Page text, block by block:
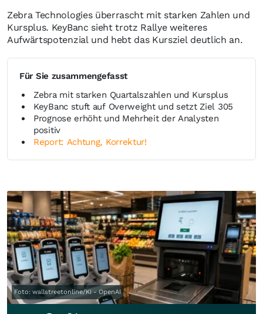
Zebra Technologies überrascht mit starken Zahlen und
Kursplus. KeyBanc sieht trotz Rallye weiteres
Aufwärtspotenzial und hebt das Kursziel deutlich an.
Für Sie zusammengefasst
Zebra mit starken Quartalszahlen und Kursplus
KeyBanc stuft auf Overweight und setzt Ziel 305
Prognose erhöht und Mehrheit der Analysten
positiv
Report: Achtung, Korrektur!
Foto: wallstreetonline/KI - OpenAI